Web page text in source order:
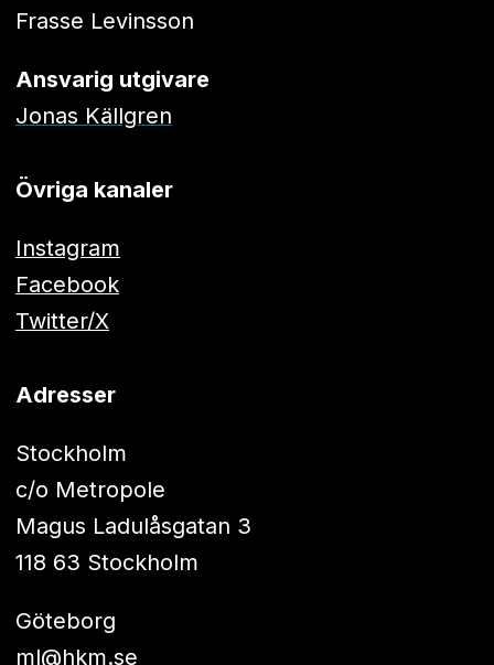
Frasse Levinsson
Ansvarig utgivare
Jonas Källgren
Övriga kanaler
Instagram
Facebook
Twitter/X
Adresser
Stockholm
c/o Metropole
Magus Ladulåsgatan 3
118 63 Stockholm
Göteborg
ml@hkm.se